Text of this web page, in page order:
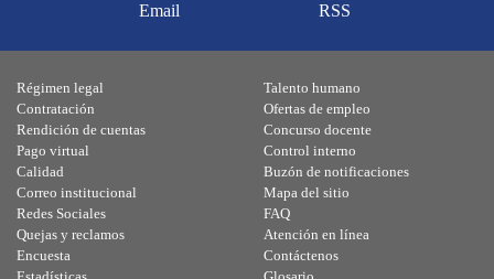
Email RSS
Régimen legal
Contratación
Rendición de cuentas
Pago virtual
Calidad
Talento humano
Ofertas de empleo
Concurso docente
Control interno
Buzón de notificaciones
Correo institucional
Redes Sociales
Quejas y reclamos
Encuesta
Mapa del sitio
FAQ
Atención en línea
Contáctenos